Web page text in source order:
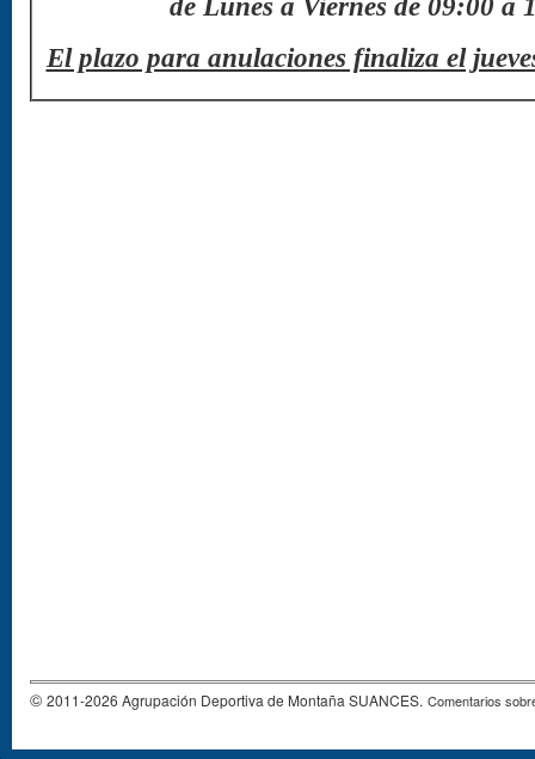
de Lunes a Viernes de 09:00 a
El plazo para anulaciones finaliza el
© 2011-2026 Agrupación Deportiva de Montaña SUANCES. Comentarios